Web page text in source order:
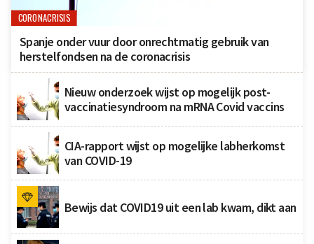
CORONACRISIS
Spanje onder vuur door onrechtmatig gebruik van
herstelfondsen na de coronacrisis
Nieuw onderzoek wijst op mogelijk post-
vaccinatiesyndroom na mRNA Covid vaccins
CIA-rapport wijst op mogelijke labherkomst
van COVID-19
Bewijs dat COVID19 uit een lab kwam, dikt aan